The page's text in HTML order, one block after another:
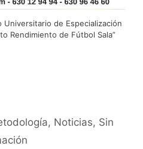
Universitario de Especialización
Rendimiento de Fútbol Sala”
, Noticias, Sin